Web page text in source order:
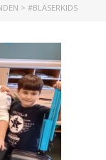
> #BLÄSERKIDS